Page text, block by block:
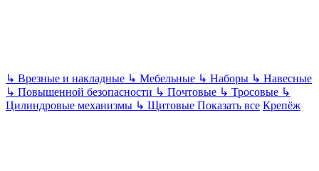
↳ Врезные и накладные ↳ Мебельные ↳ Наборы ↳ Навесные
↳ Повышенной безопасности ↳ Почтовые ↳ Тросовые ↳
Цилиндровые механизмы ↳ Щитовые Показать все Крепёж